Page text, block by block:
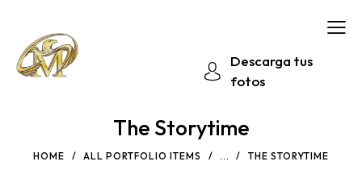
Descarga tus
fotos
The Storytime
HOME ALL PORTFOLIO ITEMS ... THE STORYTIME